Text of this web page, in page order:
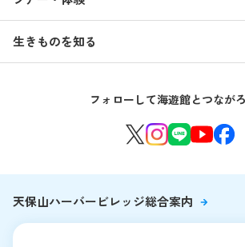
交通アクセス・駐車場
館内情報
よくある質問・お問い合わせ
特別企画展
はじめての海遊館
海遊館ガイドツアー
音声ガイド / 海遊館探検隊 すたんぷノー
生きものたちのお食事タイム
生きものを知る
環境保全への取り組みフォローして海遊館とつなが
天保山ハーバービレッジ総合案内